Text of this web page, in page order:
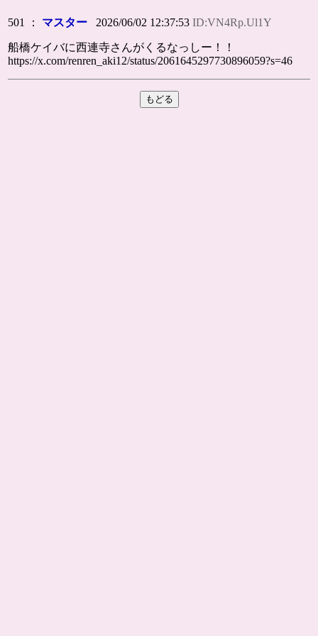
501 ： マスター 2026/06/02 12:37:53ID:VN4Rp.Ul1Y
船橋ケイバに西連寺さんがくるなっしー！！
https://x.com/renren_aki12/status/2061645297730896059?s=46